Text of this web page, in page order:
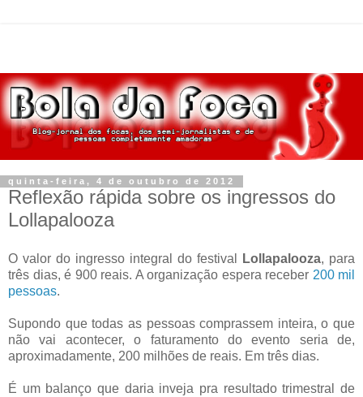
quinta-feira, 4 de outubro de 2012
Reflexão rápida sobre os ingressos do
Lollapalooza
O valor do ingresso integral do festival Lollapalooza, para
três dias, é 900 reais. A organização espera receber 200 mil
pessoas.
Supondo que todas as pessoas comprassem inteira, o que
não vai acontecer, o faturamento do evento seria de,
aproximadamente, 200 milhões de reais. Em três dias.
É um balanço que daria inveja pra resultado trimestral de